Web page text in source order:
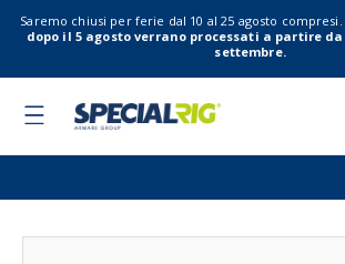
Saremo chiusi per ferie dal 10 al 25 agosto compresi.
dopo il 5 agosto verrano processati a partire
settembre.
Toggle